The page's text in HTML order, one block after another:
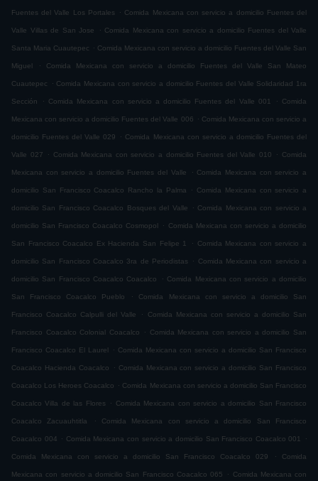
Fuentes del Valle Los Portales . Comida Mexicana con servicio a domicilio Fuentes del
Valle Villas de San Jose . Comida Mexicana con servicio a domicilio Fuentes del Valle
Santa Maria Cuautepec . Comida Mexicana con servicio a domicilio Fuentes del Valle San
Miguel . Comida Mexicana con servicio a domicilio Fuentes del Valle San Mateo
Cuautepec . Comida Mexicana con servicio a domicilio Fuentes del Valle Solidaridad 1ra
Sección . Comida Mexicana con servicio a domicilio Fuentes del Valle 001 . Comida
Mexicana con servicio a domicilio Fuentes del Valle 006 . Comida Mexicana con servicio a
domicilio Fuentes del Valle 029 . Comida Mexicana con servicio a domicilio Fuentes del
Valle 027 . Comida Mexicana con servicio a domicilio Fuentes del Valle 010 . Comida
Mexicana con servicio a domicilio Fuentes del Valle . Comida Mexicana con servicio a
domicilio San Francisco Coacalco Rancho la Palma . Comida Mexicana con servicio a
domicilio San Francisco Coacalco Bosques del Valle . Comida Mexicana con servicio a
domicilio San Francisco Coacalco Cosmopol . Comida Mexicana con servicio a domicilio
San Francisco Coacalco Ex Hacienda San Felipe 1 . Comida Mexicana con servicio a
domicilio San Francisco Coacalco 3ra de Periodistas . Comida Mexicana con servicio a
domicilio San Francisco Coacalco Coacalco . Comida Mexicana con servicio a domicilio
San Francisco Coacalco Pueblo . Comida Mexicana con servicio a domicilio San
Francisco Coacalco Calpulli del Valle . Comida Mexicana con servicio a domicilio San
Francisco Coacalco Colonial Coacalco . Comida Mexicana con servicio a domicilio San
Francisco Coacalco El Laurel . Comida Mexicana con servicio a domicilio San Francisco
Coacalco Hacienda Coacalco . Comida Mexicana con servicio a domicilio San Francisco
Coacalco Los Heroes Coacalco . Comida Mexicana con servicio a domicilio San Francisco
Coacalco Villa de las Flores . Comida Mexicana con servicio a domicilio San Francisco
Coacalco Zacuauhtitla . Comida Mexicana con servicio a domicilio San Francisco
Coacalco 004 . Comida Mexicana con servicio a domicilio San Francisco Coacalco 001 .
Comida Mexicana con servicio a domicilio San Francisco Coacalco 029 . Comida
Mexicana con servicio a domicilio San Francisco Coacalco 065 . Comida Mexicana con